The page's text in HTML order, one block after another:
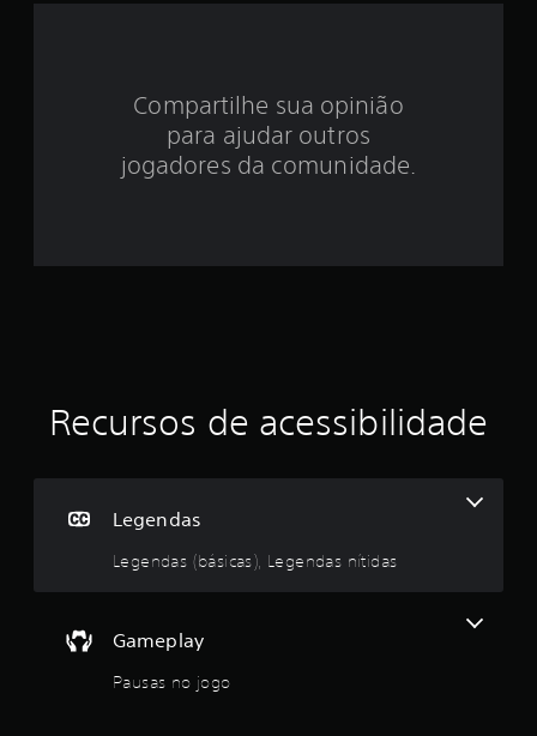
l
a
m
Compartilhe sua opinião
para ajudar outros
jogadores da comunidade.
Recursos de acessibilidade
Legendas
Legendas (básicas), Legendas nítidas
Gameplay
Pausas no jogo